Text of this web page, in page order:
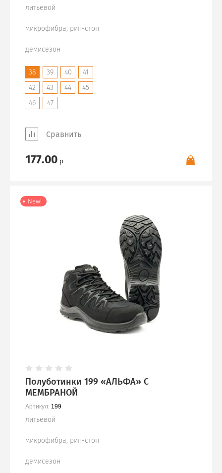
литьевой
микрофибра, рип-стоп
демисезон
38 39 40
41
42
43 44
45
46
47
Сравнить
177.00 р.
New!
Полуботинки 199 «АЛЬФА» С
МЕМБРАНОЙ
Артикул: 199
литьевой
микрофибра, рип-стоп
демисезон